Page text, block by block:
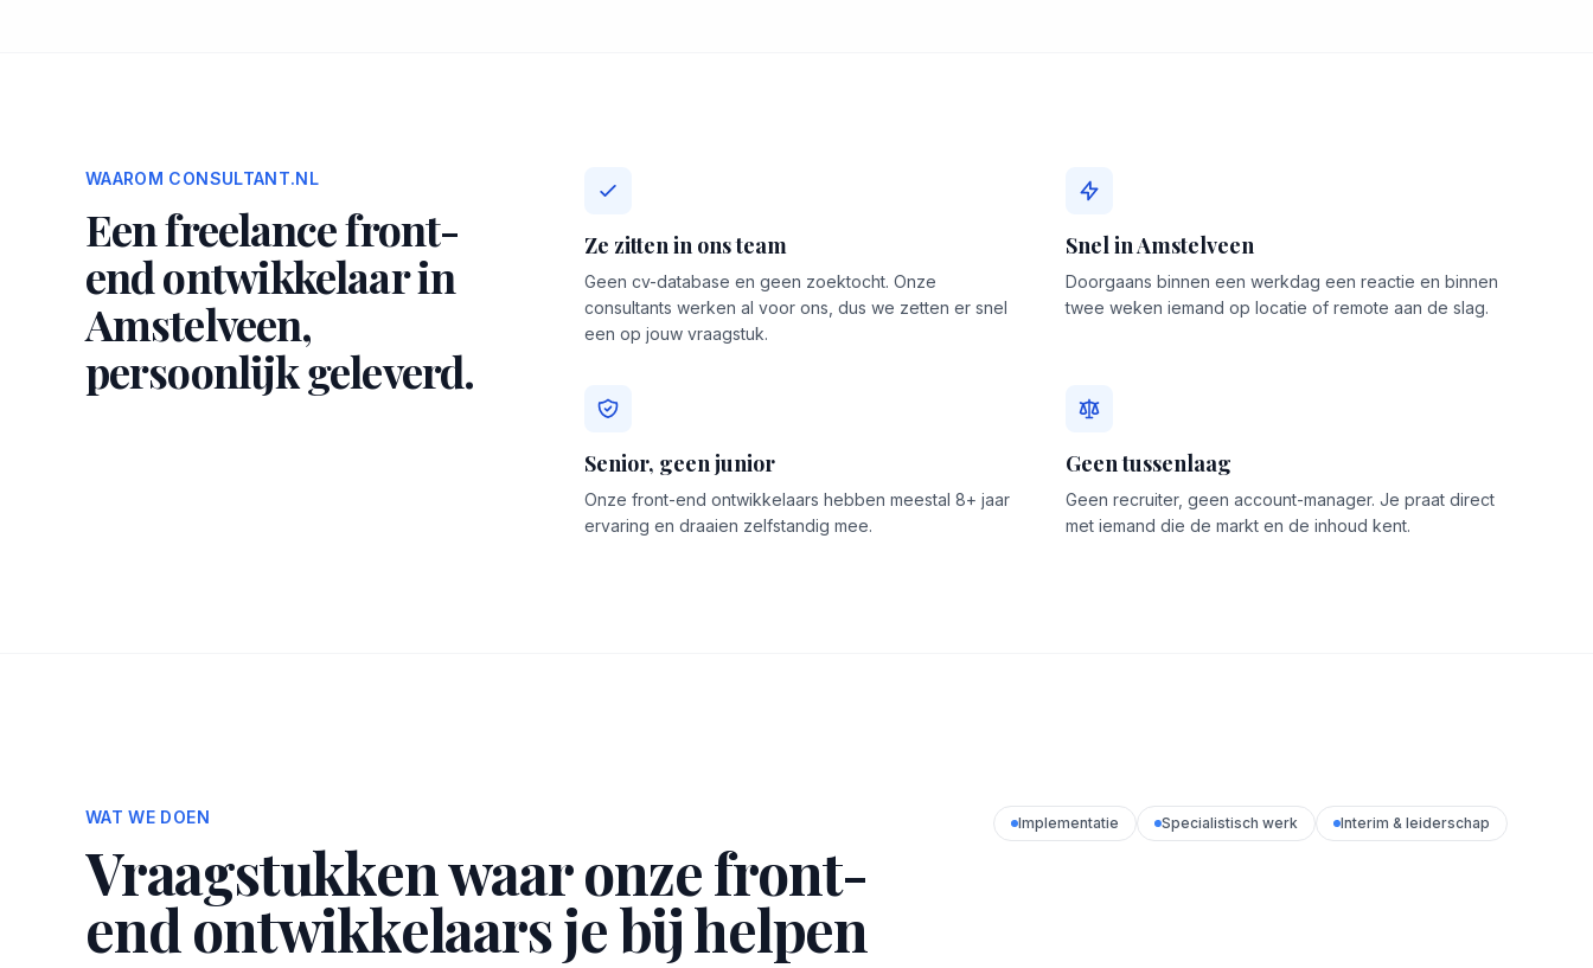
WAAROM CONSULTANT.NL
Een freelance front-
end ontwikkelaar in
Amstelveen,
persoonlijk geleverd.
Ze zitten in ons team
Geen cv-database en geen zoektocht. Onze
consultants werken al voor ons, dus we zetten er snel
een op jouw vraagstuk.
Snel in Amstelveen
Doorgaans binnen een werkdag een reactie en binnen
twee weken iemand op locatie of remote aan de slag.
Senior, geen junior
Onze front-end ontwikkelaars hebben meestal 8+ jaar
ervaring en draaien zelfstandig mee.
Geen tussenlaag
Geen recruiter, geen account-manager. Je praat direct
met iemand die de markt en de inhoud kent.
WAT WE DOEN
Vraagstukken waar onze front-
end ontwikkelaars je bij helpen
Implementatie Specialistisch werk Interim & leiderschap